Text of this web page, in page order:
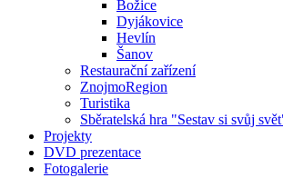
Božice
Dyjákovice
Hevlín
Šanov
Restaurační zařízení
ZnojmoRegion
Turistika
Sběratelská hra "Sestav si svůj
Projekty
DVD prezentace
Fotogalerie